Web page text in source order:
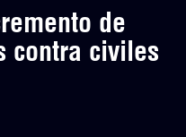
de
contra civiles